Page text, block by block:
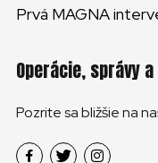
Prvá MAGNA
Operácie, správy
Pozrite sa bližšie na